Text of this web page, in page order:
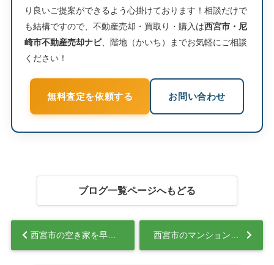
り良いご提案ができるよう心掛けております！相談だけで
も結構ですので、不動産売却・買取り・購入は西宮市・尼
崎市不動産売却ナビ、階地（かいち）までお気軽にご相談
ください！
無料査定を依頼する お問い合わせ
ブログ一覧ページへもどる
西宮市の空き家を早く売りたい方へ！買取で現金化する流れと注意点を解説...